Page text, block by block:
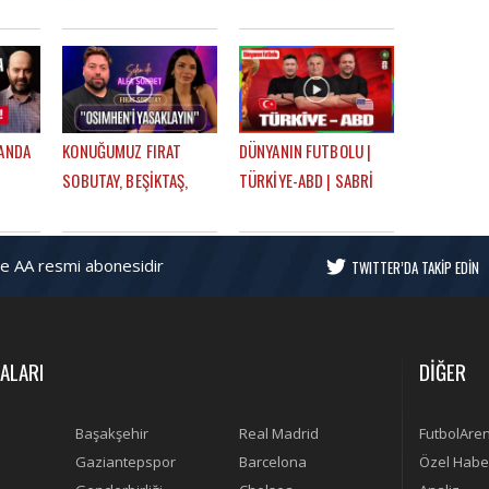
|
YARI FİNALLERİ |
FUTBOLARENA GÜNDEM
GREENWOOD SONA
DOĞRU | MEHMET AYAN,
GÖKHAN DİNÇ
KONUĞUMUZ FIRAT
SOBUTAY, BEŞİKTAŞ,
MONTELLA, EN GURME
DEPLASMAN | SELEN İLE
ALFA SOHBET
DÜNYANIN FUTBOLU |
TÜRKİYE-ABD | SABRİ
ŞENTÜRK, MEHMET AYAN
AA resmi abonesidir TWITTER’DA TAKİP EDİN
Başakşehir
Real Madrid
Gaziantepspor
Barcelona
DİĞER
Özel